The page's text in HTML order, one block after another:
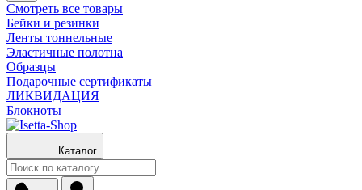
Смотреть все товары
Бейки и резинки
Ленты тоннельные
Эластичные полотна
Образцы
Подарочные сертификаты
ЛИКВИДАЦИЯ
Блокноты
Каталог